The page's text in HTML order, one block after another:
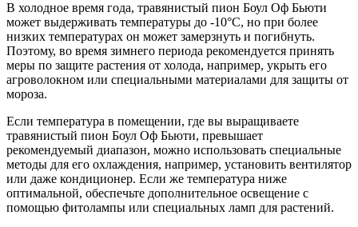
В холодное время года, травянистый пион Боул Оф Бьюти
может выдерживать температуры до -10°C, но при более
низких температурах он может замерзнуть и погибнуть.
Поэтому, во время зимнего периода рекомендуется принять
меры по защите растения от холода, например, укрыть его
агроволокном или специальными материалами для защиты от
мороза.
Если температура в помещении, где вы выращиваете
травянистый пион Боул Оф Бьюти, превышает
рекомендуемый диапазон, можно использовать специальные
методы для его охлаждения, например, установить вентилятор
или даже кондиционер. Если же температура ниже
оптимальной, обеспечьте дополнительное освещение с
помощью фитолампы или специальных ламп для растений.